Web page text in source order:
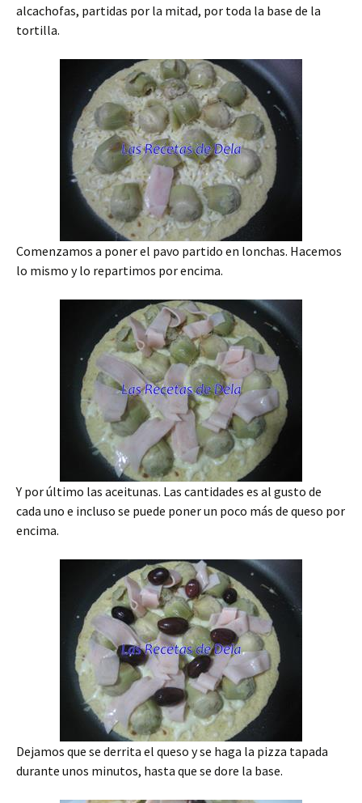
alcachofas, partidas por la mitad, por toda la base de la
tortilla.
Comenzamos a poner el pavo partido en lonchas. Hacemos
lo mismo y lo repartimos por encima.
Y por último las aceitunas. Las cantidades es al gusto de
cada uno e incluso se puede poner un poco más de queso por
encima.
Dejamos que se derrita el queso y se haga la pizza tapada
durante unos minutos, hasta que se dore la base.